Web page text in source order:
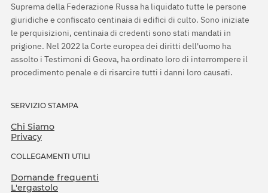
Suprema della Federazione Russa ha liquidato tutte le persone
giuridiche e confiscato centinaia di edifici di culto. Sono iniziate
le perquisizioni, centinaia di credenti sono stati mandati in
prigione. Nel 2022 la Corte europea dei diritti dell'uomo ha
assolto i Testimoni di Geova, ha ordinato loro di interrompere il
procedimento penale e di risarcire tutti i danni loro causati.
SERVIZIO STAMPA
Chi Siamo
Privacy
COLLEGAMENTI UTILI
Domande frequenti
L'ergastolo